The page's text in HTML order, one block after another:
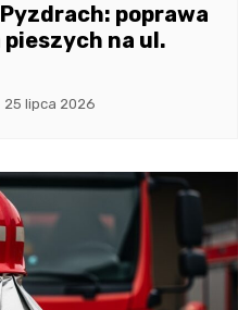
poprawa
na ul.
25 lipca 2026